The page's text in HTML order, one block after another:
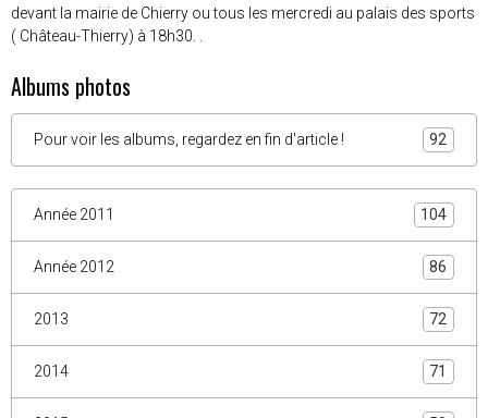
devant la mairie de Chierry ou tous les mercredi au palais des sports
( Château-Thierry) à 18h30. .
Albums photos
Pour voir les albums, regardez en fin d'article ! 92
Année 2011 104
Année 2012 86
2013 72
2014 71